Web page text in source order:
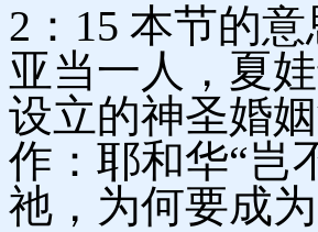
2：15 本节的
亚当一人，夏
设立的神圣婚
作：耶和华“岂
祂，为何要成